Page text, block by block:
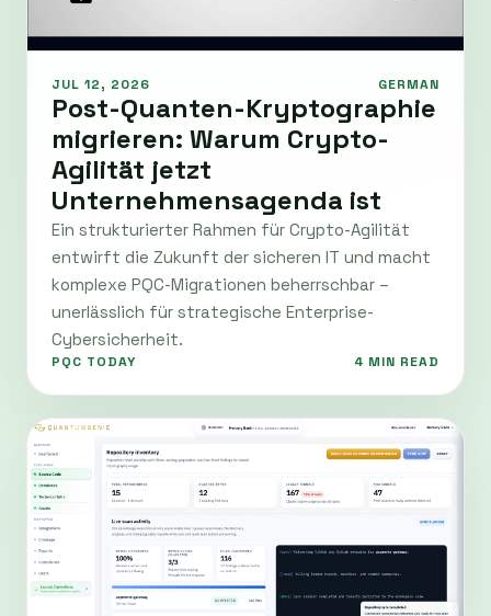
JUL 12, 2026 GERMAN
Post-Quanten-Kryptographie
migrieren: Warum Crypto-
Agilität jetzt
Unternehmensagenda ist
Ein strukturierter Rahmen für Crypto-Agilität
entwirft die Zukunft der sicheren IT und macht
komplexe PQC-Migrationen beherrschbar –
unerlässlich für strategische Enterprise-
Cybersicherheit.
PQC TODAY 4 MIN READ